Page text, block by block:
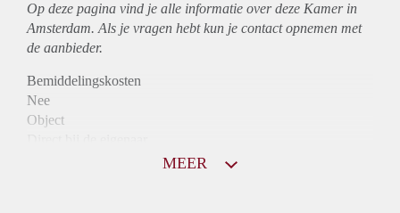
Op deze pagina vind je alle informatie over deze Kamer in
Amsterdam. Als je vragen hebt kun je contact opnemen met
de aanbieder.
Bemiddelingskosten
Nee
Object
MEER